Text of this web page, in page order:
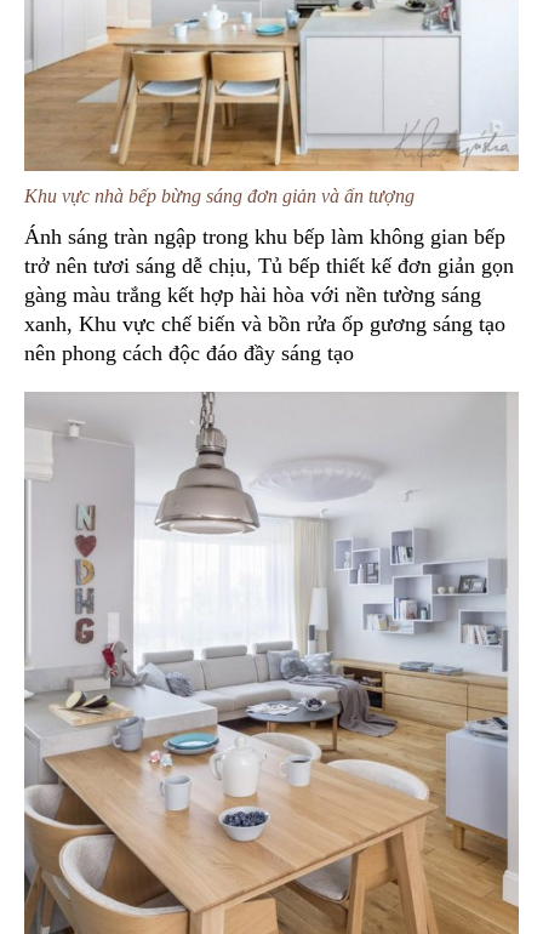
Khu vực nhà bếp bừng sáng đơn giản và ấn tượng
Ánh sáng tràn ngập trong khu bếp làm không gian bếp
trở nên tươi sáng dễ chịu, Tủ bếp thiết kế đơn giản gọn
gàng màu trắng kết hợp hài hòa với nền tường sáng
xanh, Khu vực chế biến và bồn rửa ốp gương sáng tạo
nên phong cách độc đáo đầy sáng tạo